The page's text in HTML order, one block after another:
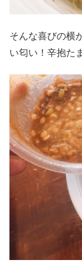
そんな喜びの横
い匂い！辛抱た